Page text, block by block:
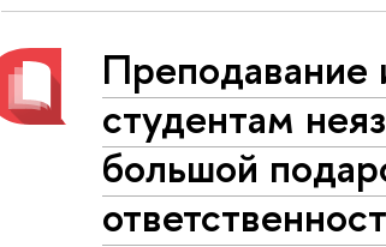
Преподавание
студентам
большой